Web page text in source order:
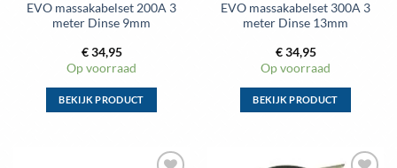
productpagina
productpagina
EVO massakabelset 200A 3
meter Dinse 9mm
€34,95
Op voorraad
BEKIJK PRODUCT
EVO massakabelset 300A 3
meter Dinse 13mm
€34,95
Op voorraad
BEKIJK PRODUCT